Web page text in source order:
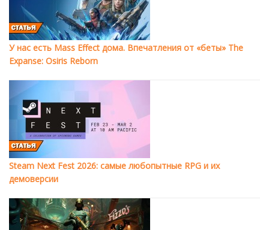
У нас есть Mass Effect дома. Впечатления от «беты» The
Expanse: Osiris Reborn
Steam Next Fest 2026: самые любопытные RPG и их
демоверсии